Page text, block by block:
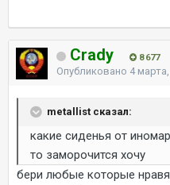
Crady 8 677
Опубликовано 4
metallist сказал:
какие сиденья от
то заморочится хочу
бери любые которые